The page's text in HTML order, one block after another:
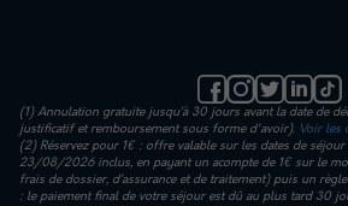
(1) Annulation gratuite jusqu’à 30 jours avant la date de
justificatif et remboursement sous forme d'avoir). Voir les
(2) Réservez pour 1€ : offre valable sur les dates de
23/08/2026 inclus, en payant un acompte de 1€ sur le
frais de dossier, d’assurance et de traitement) puis un
: le paiement final de votre séjour est dû au plus tard 30